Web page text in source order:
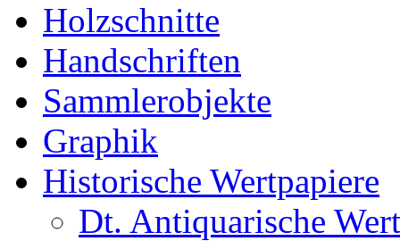
Holzschnitte
Handschriften
Sammlerobjekte
Graphik
Historische Wertpapiere
Dt. Antiquarische